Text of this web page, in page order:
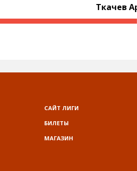
САЙТ ЛИГИ
БИЛЕТЫ
МАГАЗИН